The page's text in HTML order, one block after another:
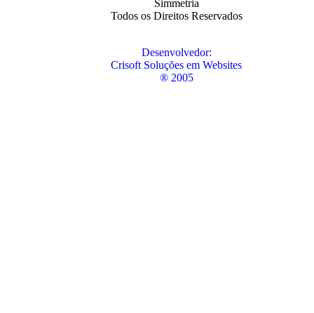
Simmetria
Todos os Direitos Reservados
Desenvolvedor:
Crisoft Soluções em Websites
® 2005